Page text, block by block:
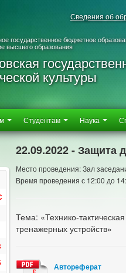
Сведения об
государственное бюджетное
высшего образования
культуры
Студентам Наука
22.09.2022 - Защита
Место проведения: Зал
Время проведения с 12:00 до
Тема: «Технико-
тренажерных устройств»
Автореферат